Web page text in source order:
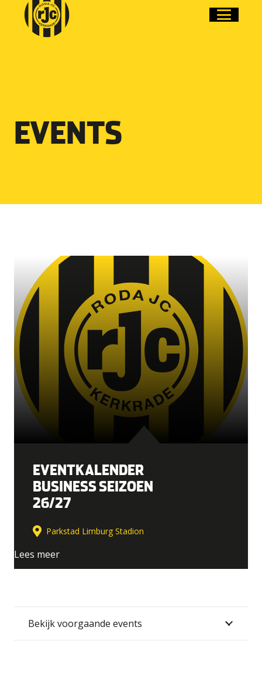
EVENTS
EVENTKALENDER
BUSINESS SEIZOEN
26/27
Parkstad Limburg Stadion
Lees meer
08
AUG
2026
Bekijk voorgaande events